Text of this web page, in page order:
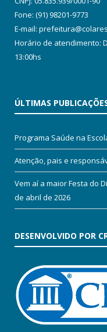
Fone: (91) 98201-9773
E-mail:
Horário de atendimento:
13:00hs
ÚLTIMAS
Programa Saúde na
Atenção, pais e
Vem aí a maior Festa do
de abril de 2026
DESENVOLVIDO POR